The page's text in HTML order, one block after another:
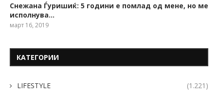
Снежана Ѓуришиќ: 5 години е помлад од мене, но ме
исполнува…
март 16, 2019
КАТЕГОРИИ
LIFESTYLE (1.221)